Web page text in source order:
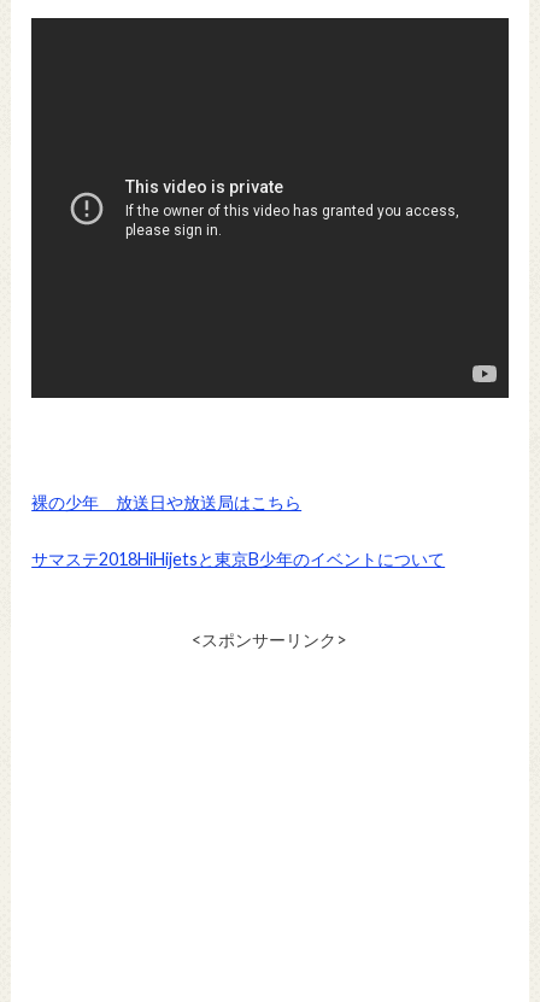
裸の少年 放送日や放送局はこちら
サマステ2018HiHijetsと東京B少年のイベントについて
<スポンサーリンク>